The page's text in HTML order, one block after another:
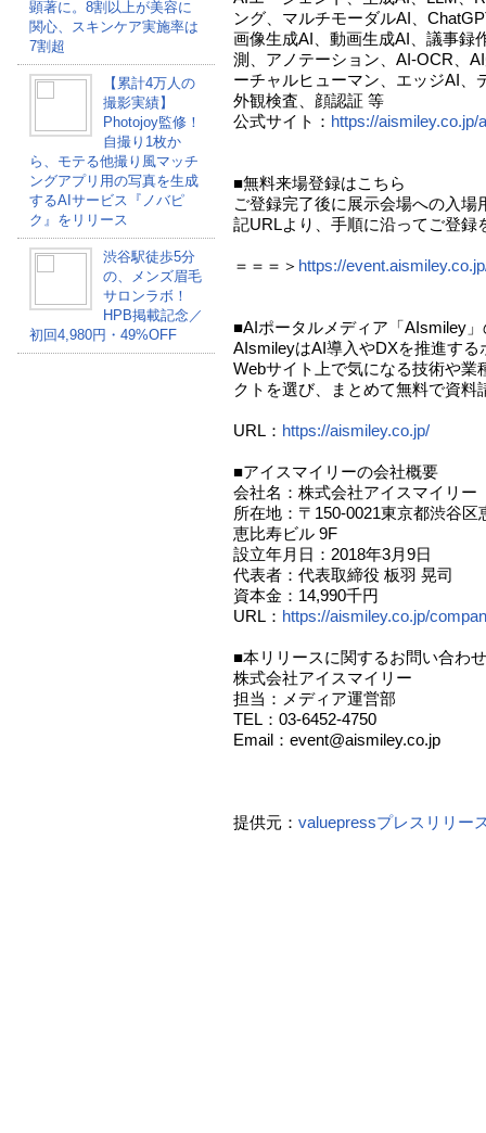
顕著に。8割以上が美容に
関心、スキンケア実施率は
7割超
【累計4万人の
撮影実績】
Photojoy監修！
自撮り1枚か
ら、モテる他撮り風マッチ
ングアプリ用の写真を生成
するAIサービス『ノバピ
ク』をリリース
渋谷駅徒歩5分
の、メンズ眉毛
サロンラボ！
HPB掲載記念／
初回4,980円・49%OFF
ング、マルチモーダルAI、
画像生成AI、動画生成AI、議事録
測、アノテーション、AI-OCR、
ーチャルヒューマン、エッジAI、
外観検査、顔認証 等
公式サイト： https://aismiley.co.jp/
■無料来場登録はこちら
ご登録完了後に展示会場への入場
記URLより、手順に沿ってご登録
＝＝＝＞ https://
■AIポータルメディア「AIsmiley」
AIsmileyはAI導入やDXを推進す
Webサイト上で気になる技術や業
クトを選び、まとめて無料で資料
URL： https://aismiley.co.jp/
■アイスマイリーの会社概要
会社名：株式会社アイスマイリー
所在地：〒150-0021東京都渋谷
恵比寿ビル 9F
設立年月日：2018年3月9日
代表者：代表取締役 板羽 晃司
資本金：14,990千円
URL： https://aismiley.co.jp/
■本リリースに関するお問い合わせ
株式会社アイスマイリー
担当：メディア運営部
TEL：03-6452-4750
Email：event@aismiley.co.jp
提供元： valuepressプレスリリー